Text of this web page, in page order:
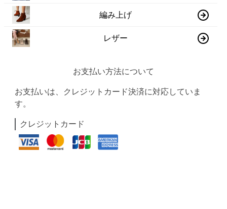
編み上げ
レザー
お支払い方法について
お支払いは、クレジットカード決済に対応していま
す。
クレジットカード